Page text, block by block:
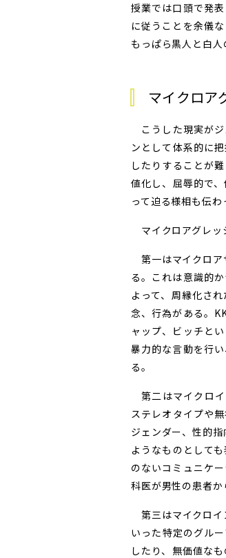
授業では口頭で発
に従うことを余儀
もっぱら黒人と白人
マイクロア
こうした現実がジ
ンとして体系的に
したりすることが
値化し、屈辱的で
って迫る様相も伝わ
マイクロアグレッ
第一はマイクロ
る。これは意識的
よって、周縁化さ
念、行為がある。
ャップ、ビッチと
暴力的な言動を行
る。
第二はマイクロ
ステレオタイプや
ジェンダー、性的
ようなものとして
のないコミュニケ
科医が男性の患者か
第三はマイクロ
いった特定のグル
したり、無価値な